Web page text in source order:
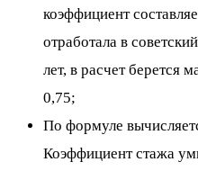
коэффициент
отработала в
лет, в расчет берется
0,75;
По формуле
Коэффициент стажа